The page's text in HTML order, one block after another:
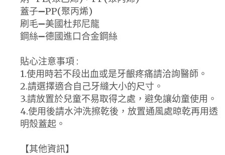
蓋子➖PP(聚丙烯)
刷毛➖美國杜邦尼龍
鋼絲➖德國進口合金鋼絲
貼心注意事項 :
1.使用時若不段出血或是牙齦疼痛請洽詢醫師。
2.請選擇適合自己牙縫大小的尺寸。
3.請放置於兒童不易取得之處，避免讓幼童使用。
4.使用後請水沖洗擦乾後，放置通風處晾乾再用透
明殼蓋起。
【其他資訊】